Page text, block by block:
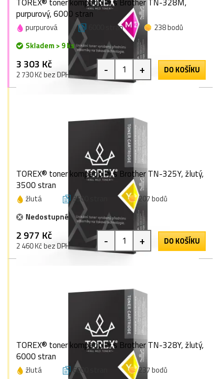
purpurový, 6000 stran
purpurová 6000 stran
238 bodů
Skladem > 9 ks
3 303 Kč
2 730 Kč bez DPH - + DO KOŠÍKU
TOREX® toner kompatibilní s Brother TN-325Y, žlutý,
3500 stran
žlutá 3500 stran
207 bodů
Nedostupné
2 977 Kč
2 460 Kč bez DPH - + DO KOŠÍKU
TOREX® toner kompatibilní s Brother TN-328Y, žlutý,
6000 stran
žlutá 6000 stran
237 bodů